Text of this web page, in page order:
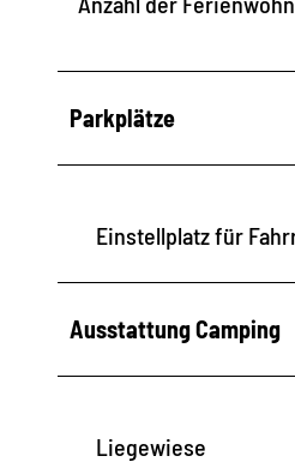
Parkplätze
Einstellplatz für
Ausstattung Camping
Liegewiese